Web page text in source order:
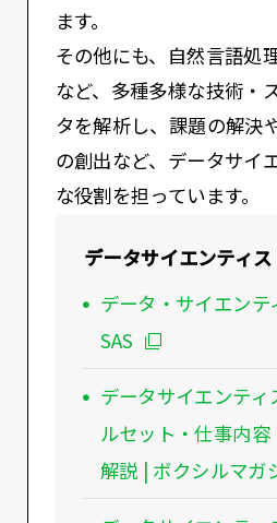
ます。
その他にも、自然言語処
など、多種多様な技術・
タを解析し、課題の解決
の創出など、データサイ
な役割を担っています。
データサイエンティ
データ・サイエン
SAS
データサイエンテ
ルセット・仕事内
解説 | ボクシルマガ